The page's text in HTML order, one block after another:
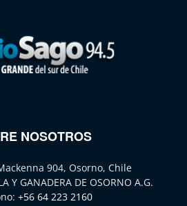
NOSOTROS
904, Osorno, Chile
Y GANADERA DE OSORNO A.G.
+56 64 223 2160